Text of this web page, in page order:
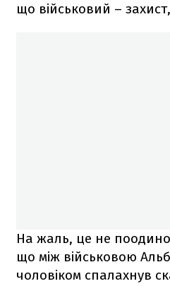
що військовий – захист,
На жаль, це не
що між військовою
чоловіком спалахнув